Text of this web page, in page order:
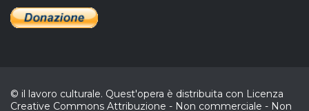
© il lavoro culturale. Quest'opera è distribuita con Licenza
Creative Commons Attribuzione - Non commerciale - Non